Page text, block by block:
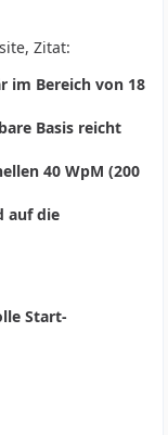
Zitat:
im Bereich von 18
Basis reicht
40 WpM (200
auf die
Start-